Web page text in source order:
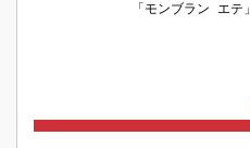
「モンブラン エテ」